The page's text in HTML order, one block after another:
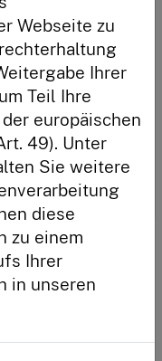
immer im
für den Fall,
und dafür
Webseite zu
Ihrer
Teil Ihre
europäischen
49). Unter
Sie weitere
diese
zu einem
Ihrer
in unseren